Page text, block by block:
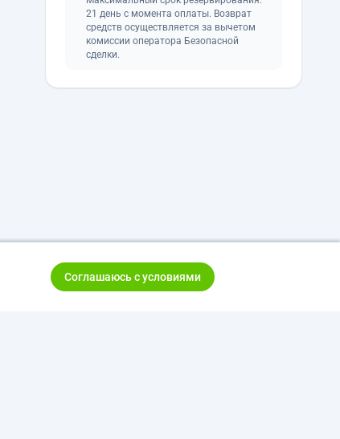
21 день с момента оплаты. Возврат
средств осуществляется за вычетом
комиссии оператора Безопасной
сделки.
Соглашаюсь с условиями